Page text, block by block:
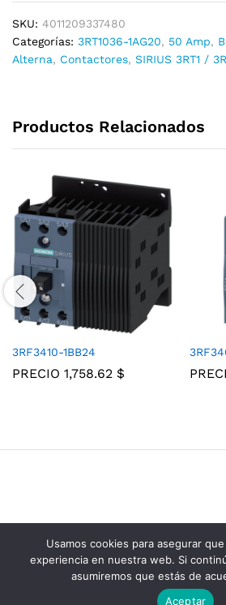
SKU: 4011209337480
Categorías: 3RT1036-1AG20, 50 Amp,
Alterna, Contactores, SIRIUS 3RT1 /
Productos Relacionados
3RF3410-1BB24
PRECIO 1,758.62 $
Grupo Consolidados de Electricos ©
Usamos cookies para asegurar
experiencia en nuestra web. Si
asumiremos que estás de
Aceptar